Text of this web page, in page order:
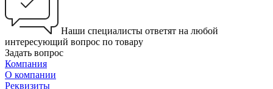
Наши специалисты ответят на любой
интересующий вопрос по товару
Задать вопрос
Компания
О компании
Реквизиты